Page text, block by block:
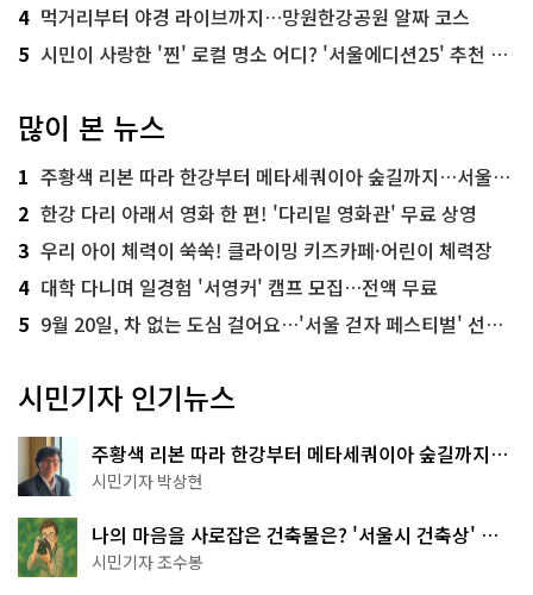
4 먹거리부터 야경 라이브까지…망원한강공원 알짜 코스
5 시민이 사랑한 '찐' 로컬 명소 어디? '서울에디션25' 추천 코스
많이 본 뉴스
1 주황색 리본 따라 한강부터 메타세쿼이아 숲길까지…서울둘레길 15코스
2 한강 다리 아래서 영화 한 편! '다리밑 영화관' 무료 상영
3 우리 아이 체력이 쑥쑥! 클라이밍 키즈카페·어린이 체력장
4 대학 다니며 일경험 '서영커' 캠프 모집…전액 무료
5 9월 20일, 차 없는 도심 걸어요…'서울 걷자 페스티벌' 선착순 5천명
시민기자 인기뉴스
주황색 리본 따라 한강부터 메타세쿼이아 숲길까지…
서울둘레길 15코스
시민기자 박상현
나의 마음을 사로잡은 건축물은? '서울시 건축상' 수
상작 공개!
시민기자 조수봉